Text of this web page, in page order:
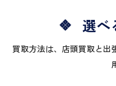
選べ
買取方法は、店頭買取と出